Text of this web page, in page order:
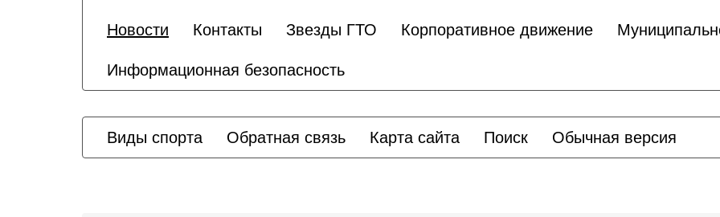
Новости Контакты Звезды ГТО Корпоративное движение
Информационная безопасность
Виды спорта Обратная связь Карта сайта Поиск Обычная версия